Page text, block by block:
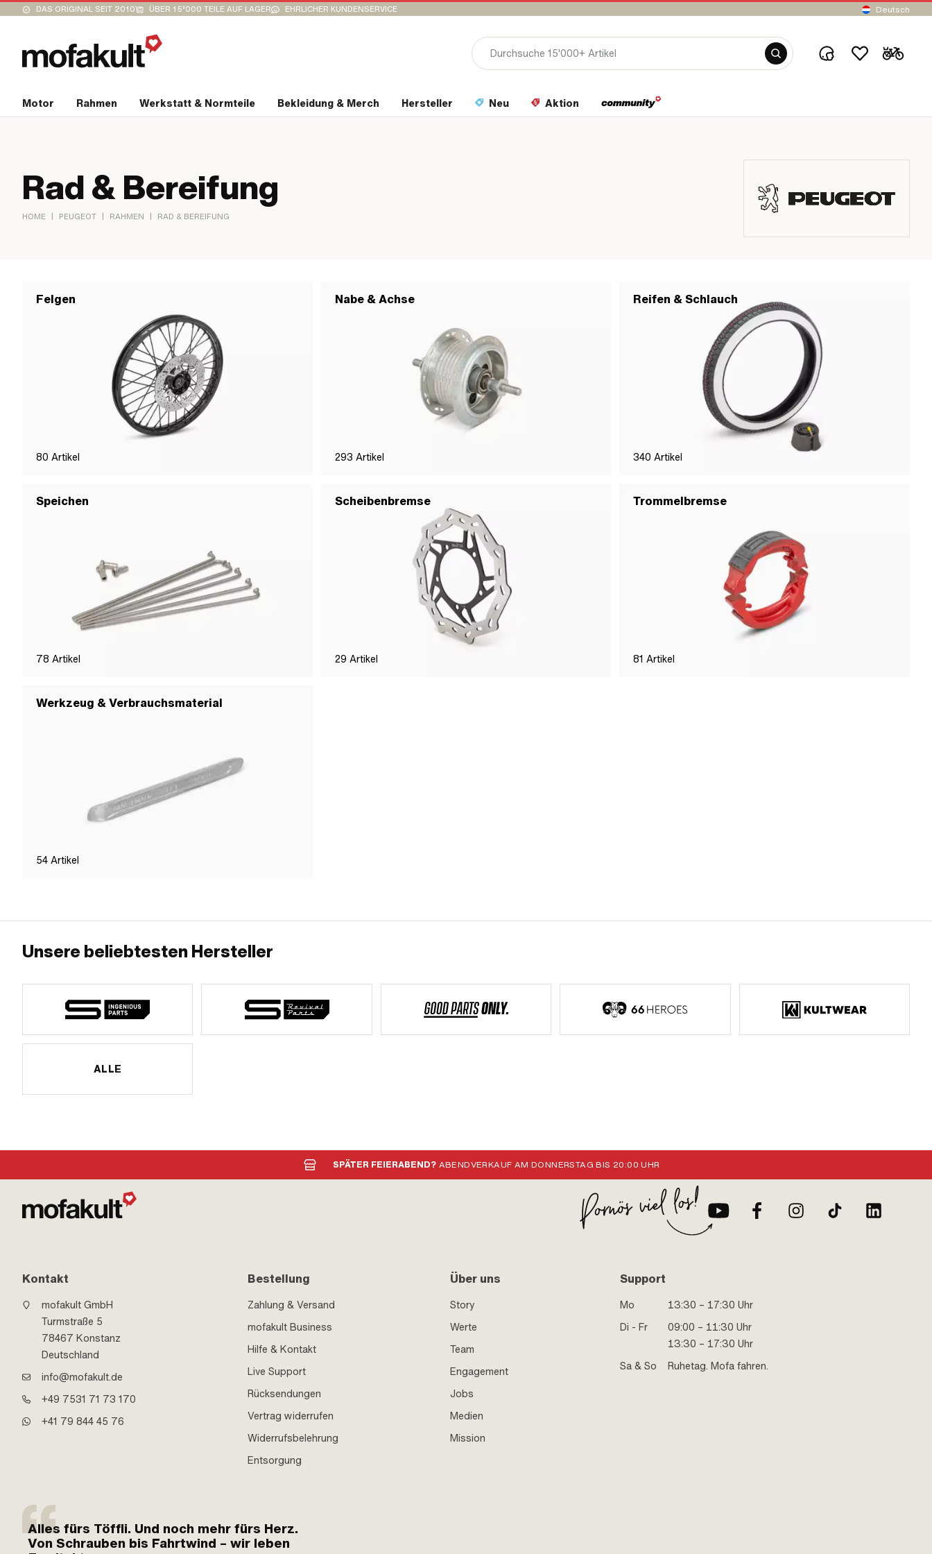
DAS ORIGINAL SEIT 2010 ÜBER 15’000 TEILE AUF LAGER EHRLICHER KUNDENSERVICE Deutsch
Motor Rahmen Werkstatt & Normteile Bekleidung & Merch Hersteller Neu Aktion
Rad & Bereifung
HOME | PEUGEOT | RAHMEN | RAD & BEREIFUNG
Felgen
80 Artikel
Nabe & Achse
293 Artikel
Reifen & Schlauch
340 Artikel
Speichen
78 Artikel
Scheibenbremse
29 Artikel
Trommelbremse
81 Artikel
Werkzeug & Verbrauchsmaterial
54 Artikel
Unsere beliebtesten Hersteller
ALLE
SPÄTER FEIERABEND? ABENDVERKAUF AM DONNERSTAG BIS 20:00 UHR
Kontakt
mofakult GmbH
Turmstraße 5
78467 Konstanz
Deutschland
info@mofakult.de
+49 7531 71 73 170
+41 79 844 45 76
Bestellung
Zahlung & Versand
mofakult Business
Hilfe & Kontakt
Live Support
Rücksendungen
Vertrag widerrufen
Widerrufsbelehrung
Entsorgung
Über uns
Story
Werte
Team
Engagement
Jobs
Medien
Mission
Support
Mo
13:30 – 17:30 Uhr
Di - Fr
09:00 – 11:30 Uhr
13:30 – 17:30 Uhr
Sa & So
Ruhetag. Mofa fahren.
Alles fürs Töffli. Und noch mehr fürs Herz.
Von Schrauben bis Fahrtwind – wir leben